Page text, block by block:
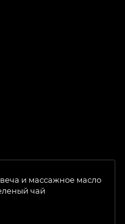
и массажное масло
чай